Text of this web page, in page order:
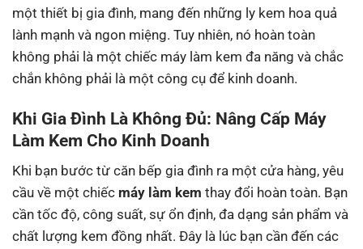
một thiết bị gia đình, mang đến những ly kem hoa quả
lành mạnh và ngon miệng. Tuy nhiên, nó hoàn toàn
không phải là một chiếc máy làm kem đa năng và chắc
chắn không phải là một công cụ để kinh doanh.
Khi Gia Đình Là Không Đủ: Nâng Cấp Máy
Làm Kem Cho Kinh Doanh
Khi bạn bước từ căn bếp gia đình ra một cửa hàng, yêu
cầu về một chiếc máy làm kem thay đổi hoàn toàn. Bạn
cần tốc độ, công suất, sự ổn định, đa dạng sản phẩm và
chất lượng kem đồng nhất. Đây là lúc bạn cần đến các